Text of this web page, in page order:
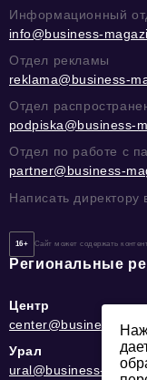
Информационный
info@business-
Отдел рекламы
reklama@business-
Отдел
podpiska@business-
Отдел по работе с
partner@business-
Написать директору
16+ Сайт может содержать
Региональные
Центр
center@business-
Урал
ural@business-